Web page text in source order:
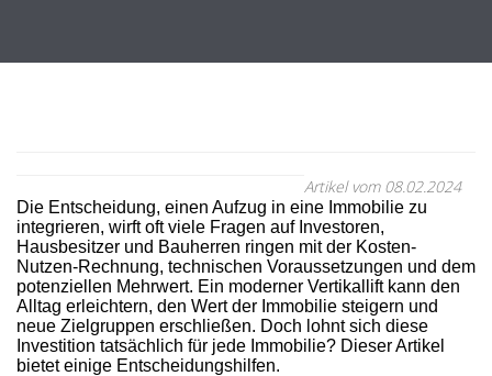
Artikel vom 08.02.2024
Die Entscheidung, einen Aufzug in eine Immobilie zu
integrieren, wirft oft viele Fragen auf Investoren,
Hausbesitzer und Bauherren ringen mit der Kosten-
Nutzen-Rechnung, technischen Voraussetzungen und dem
potenziellen Mehrwert. Ein moderner Vertikallift kann den
Alltag erleichtern, den Wert der Immobilie steigern und
neue Zielgruppen erschließen. Doch lohnt sich diese
Investition tatsächlich für jede Immobilie? Dieser Artikel
bietet einige Entscheidungshilfen.